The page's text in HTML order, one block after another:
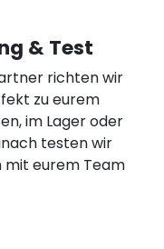
& Test
richten wir
zu eurem
im Lager oder
testen wir
mit eurem Team